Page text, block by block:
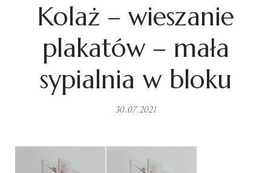
Kolaż – wieszanie
plakatów – mała
sypialnia w bloku
30.07.2021